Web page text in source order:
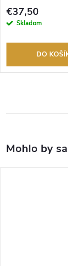
tovaru. Autorizovaný
€37,50
Skladom
DO